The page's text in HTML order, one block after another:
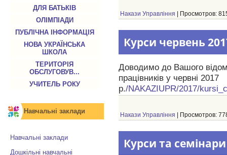
ДЛЯ БАТЬКІВ
ОЛІМПІАДИ
ПУБЛІЧНА ІНФОРМАЦІЯ
НОВА УКРАЇНСЬКА
ШКОЛА
ТЕРИТОРІЯ
ОБСЛУГОВУВ...
УЧИТЕЛЬ РОКУ
Навчальні заклади
Навчальні заклади
Дошкільні навчальні
Накази Управління | Просмотров:
Курси червень
Доводимо до Вашого
працівників у червні 2017
р./NAKAZIUPR/2017/
Накази Управління | Просмотров:
Курси та